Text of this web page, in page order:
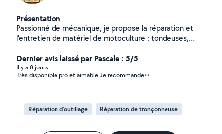
Présentation
Passionné de mécanique, je propose la réparation et
l'entretien de matériel de motoculture : tondeuses,
moteurs thermiques. Diagnostic et réparation Entretien
(vidange, bougie, filtres, affûtage) Conseils d'utilisation
et d'entretien Travail sérieux, rapide
Dernier avis laissé par Pascale : 5/5
Il y a 8 jours
Très disponible pro et aimable Je recommande++
Réparation d’outillage Réparation de tronçonneuse